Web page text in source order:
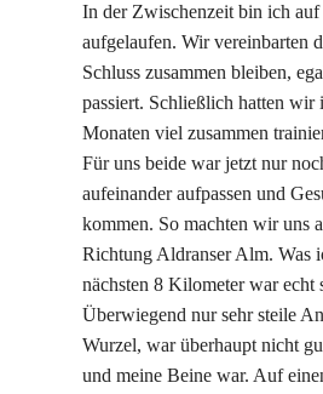
In der Zwischenzeit bin ich
aufgelaufen. Wir vereinbarten
Schluss zusammen bleiben,
passiert. Schließlich hatten wir
Monaten viel zusammen
Für uns beide war jetzt nur
aufeinander aufpassen und
kommen. So machten wir uns
Richtung Aldranser Alm. Was
nächsten 8 Kilometer war echt
Überwiegend nur sehr steile
Wurzel, war überhaupt nicht
und meine Beine war. Auf